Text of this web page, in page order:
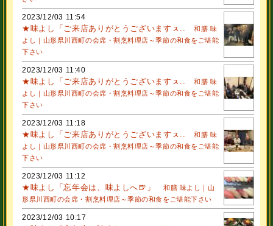
2023/12/03 11:54
★味よし「ご来店ありがとうございますㇲ..
和膳 味
よし｜山形県川西町の会席・割烹料理店～季節の和食をご堪能
下さい
2023/12/03 11:40
★味よし「ご来店ありがとうございますㇲ..
和膳 味
よし｜山形県川西町の会席・割烹料理店～季節の和食をご堪能
下さい
2023/12/03 11:18
★味よし「ご来店ありがとうございますㇲ..
和膳 味
よし｜山形県川西町の会席・割烹料理店～季節の和食をご堪能
下さい
2023/12/03 11:12
★味よし「忘年会は、味よしへ🍺」
和膳 味よし｜山
形県川西町の会席・割烹料理店～季節の和食をご堪能下さい
2023/12/03 10:17